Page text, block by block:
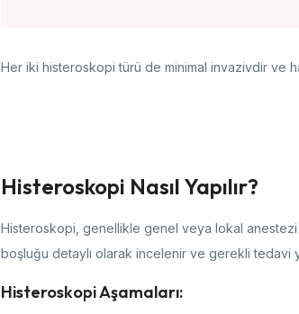
Her iki histeroskopi türü de minimal invazivdir ve
Histeroskopi Nasıl Yapılır?
Histeroskopi, genellikle genel veya lokal anestezi
boşluğu detaylı olarak incelenir ve gerekli tedavi
Histeroskopi Aşamaları: